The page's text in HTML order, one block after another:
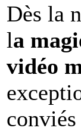
Dès la
la
vidéo
conviés